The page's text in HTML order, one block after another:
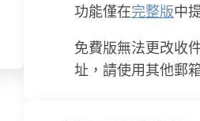
功能僅在完整版中
免費版無法更改收
址，請使用其他郵